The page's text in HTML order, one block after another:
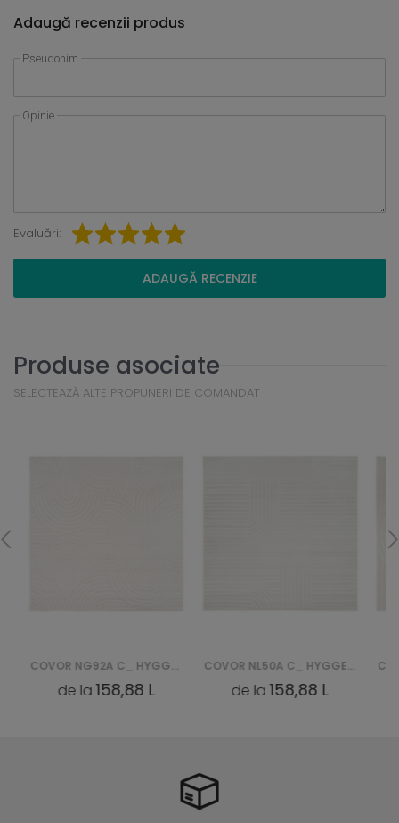
Adaugă recenzii produs
Pseudonim
Opinie
Evaluări:
ADAUGĂ RECENZIE
Produse asociate
SELECTEAZĂ ALTE PROPUNERI DE COMANDAT
COVOR NG92A C_ HYGGE - KREMOWY, BIAŁY
de la158,88 L
COVOR NL50A C_ HYGGE - KREMOWY, BIAŁY
de la158,88 L